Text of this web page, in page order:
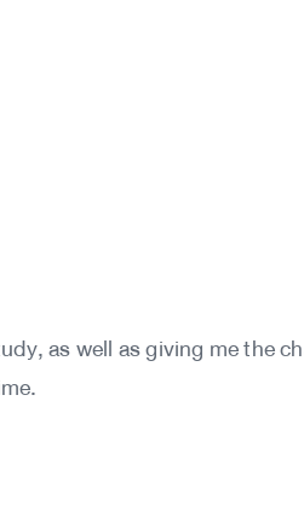
as well as giving me the